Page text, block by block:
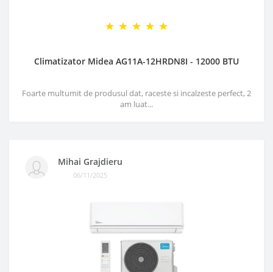
Climatizator Midea AG11A-12HRDN8I - 12000 BTU
Foarte multumit de produsul dat, raceste si incalzeste perfect, 2
am luat...
Mihai Grajdieru
06/11/2025